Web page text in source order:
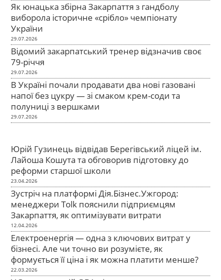
Як юнацька збірна Закарпаття з гандболу
виборола історичне «срібло» чемпіонату
України
29.07.2026
Відомий закарпатський тренер відзначив своє
79-річчя
29.07.2026
В Україні почали продавати два нові газовані
напої без цукру — зі смаком крем-соди та
полуниці з вершками
29.07.2026
Юрій Гузинець відвідав Берегівський ліцей ім.
Лайоша Кошута та обговорив підготовку до
реформи старшої школи
23.04.2026
Зустріч на платформі Дія.Бізнес.Ужгород:
менеджери Tolk пояснили підприємцям
Закарпаття, як оптимізувати витрати
12.04.2026
Електроенергія — одна з ключових витрат у
бізнесі. Але чи точно ви розумієте, як
формується її ціна і як можна платити менше?
22.03.2026